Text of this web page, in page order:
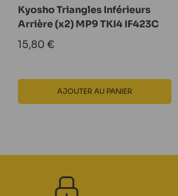
Kyosho Triangles Inférieurs
Arrière (x2) MP9 TKI4 IF423C
Prix
15,80 €
AJOUTER AU PANIER